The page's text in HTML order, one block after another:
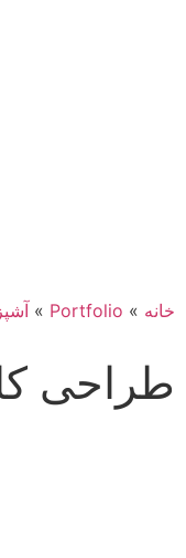
خانه »
Portfolio
»
طراحی